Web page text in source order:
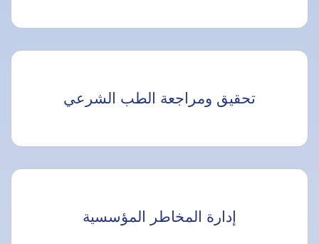
تحقيق ومراجعة الطب الشرعي
إدارة المخاطر المؤسسية